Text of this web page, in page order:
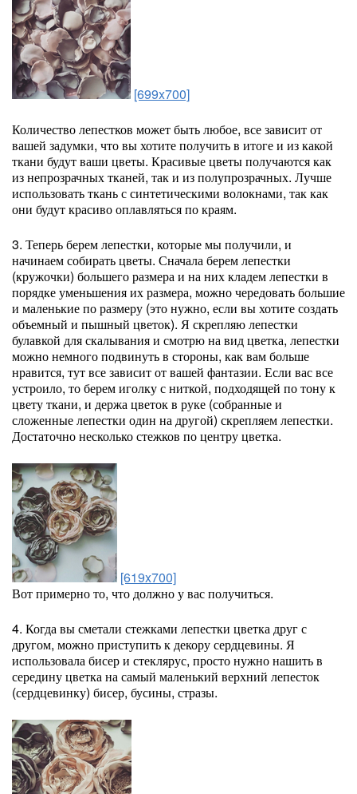
[699x700]
Количество лепестков может быть любое, все зависит от
вашей задумки, что вы хотите получить в итоге и из какой
ткани будут ваши цветы. Красивые цветы получаются как
из непрозрачных тканей, так и из полупрозрачных. Лучше
использовать ткань с синтетическими волокнами, так как
они будут красиво оплавляться по краям.
3. Теперь берем лепестки, которые мы получили, и
начинаем собирать цветы. Сначала берем лепестки
(кружочки) большего размера и на них кладем лепестки в
порядке уменьшения их размера, можно чередовать большие
и маленькие по размеру (это нужно, если вы хотите создать
объемный и пышный цветок). Я скрепляю лепестки
булавкой для скалывания и смотрю на вид цветка, лепестки
можно немного подвинуть в стороны, как вам больше
нравится, тут все зависит от вашей фантазии. Если вас все
устроило, то берем иголку с ниткой, подходящей по тону к
цвету ткани, и держа цветок в руке (собранные и
сложенные лепестки один на другой) скрепляем лепестки.
Достаточно несколько стежков по центру цветка.
[619x700]
Вот примерно то, что должно у вас получиться.
4. Когда вы сметали стежками лепестки цветка друг с
другом, можно приступить к декору сердцевины. Я
использовала бисер и стеклярус, просто нужно нашить в
середину цветка на самый маленький верхний лепесток
(сердцевинку) бисер, бусины, стразы.